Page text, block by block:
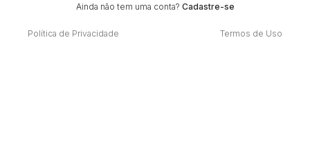
Ainda não tem uma conta? Cadastre-se
Política de Privacidade Termos de Uso